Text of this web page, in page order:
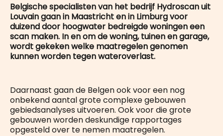
Belgische specialisten van het bedrijf Hydroscan uit
Louvain gaan in Maastricht en in Limburg voor
duizend door hoogwater bedreigde woningen een
scan maken. In en om de woning, tuinen en garage,
wordt gekeken welke maatregelen genomen
kunnen worden tegen wateroverlast.
Daarnaast gaan de Belgen ook voor een nog
onbekend aantal grote complexe gebouwen
gebiedsanalyses uitvoeren. Ook voor die grote
gebouwen worden deskundige rapportages
opgesteld over te nemen maatregelen.